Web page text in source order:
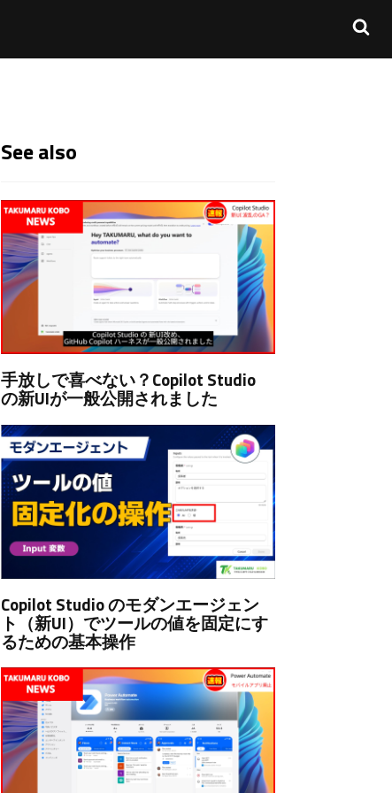
See also
手放しで喜べない？Copilot Studio
の新UIが一般公開されました
Copilot Studio のモダンエージェン
ト（新UI）でツールの値を固定にす
るための基本操作